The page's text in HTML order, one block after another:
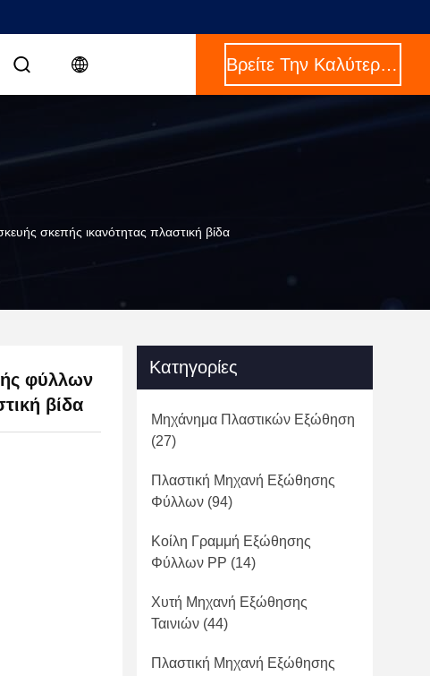
Βρείτε Την Καλύτερη Τιμή
σκεπής ικανότητας πλαστική βίδα
φύλλων
βίδα
Κατηγορίες
Μηχάνημα Πλαστικών Εξώθηση
(27)
Πλαστική Μηχανή Εξώθησης
Φύλλων (94)
Κοίλη Γραμμή Εξώθησης
Φύλλων PP (14)
Χυτή Μηχανή Εξώθησης
Ταινιών (44)
Πλαστική Μηχανή Εξώθησης